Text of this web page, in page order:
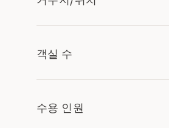
객실 수
수용 인원